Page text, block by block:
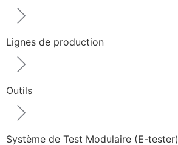
Lignes de production
Outils
Système de Test Modulaire (E-tester)